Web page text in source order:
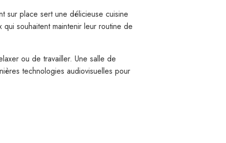
sur place sert une délicieuse cuisine
souhaitent maintenir leur routine de
ou de travailler. Une salle de
technologies audiovisuelles pour